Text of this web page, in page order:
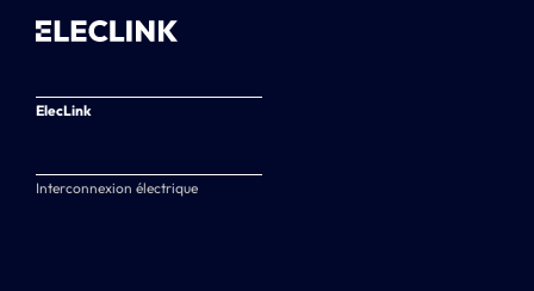
ElecLink
Interconnexion électrique